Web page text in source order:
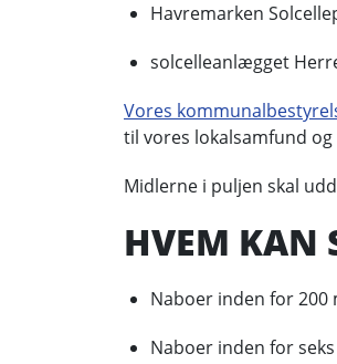
Havremarken
solcelleanlægget
Vores
til vores lokalsamfund
Midlerne i puljen skal
HVEM KAN
Naboer inden for
Naboer inden for